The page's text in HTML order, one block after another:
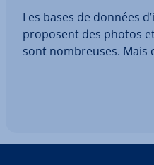
Les bases de données
proposent des photos
sont nom­breuses. Mais